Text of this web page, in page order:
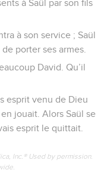
à Saül par son fils
à son service ; Saül
porter ses armes.
David. Qu’il
esprit venu de Dieu
jouait. Alors Saül se
esprit le quittait.
Inc.® Used by permission.